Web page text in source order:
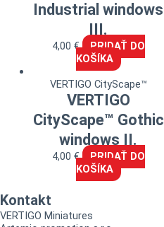
Industrial windows
III.
4,00 €
PRIDAŤ DO
KOŠÍKA
VERTIGO CityScape™
VERTIGO
CityScape™ Gothic
windows II.
4,00 €
PRIDAŤ DO
KOŠÍKA
Kontakt
VERTIGO Miniatures